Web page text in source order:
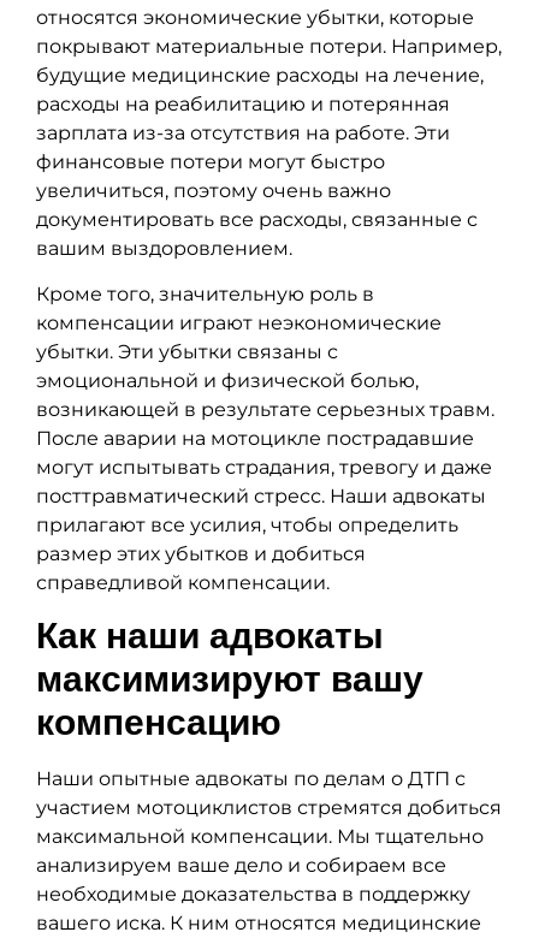
относятся экономические убытки, которые
покрывают материальные потери. Например,
будущие медицинские расходы на лечение,
расходы на реабилитацию и потерянная
зарплата из-за отсутствия на работе. Эти
финансовые потери могут быстро
увеличиться, поэтому очень важно
документировать все расходы, связанные с
вашим выздоровлением.
Кроме того, значительную роль в
компенсации играют неэкономические
убытки. Эти убытки связаны с
эмоциональной и физической болью,
возникающей в результате серьезных травм.
После аварии на мотоцикле пострадавшие
могут испытывать страдания, тревогу и даже
посттравматический стресс. Наши адвокаты
прилагают все усилия, чтобы определить
размер этих убытков и добиться
справедливой компенсации.
Как наши адвокаты
максимизируют вашу
компенсацию
Наши опытные адвокаты по делам о ДТП с
участием мотоциклистов стремятся добиться
максимальной компенсации. Мы тщательно
анализируем ваше дело и собираем все
необходимые доказательства в поддержку
вашего иска. К ним относятся медицинские